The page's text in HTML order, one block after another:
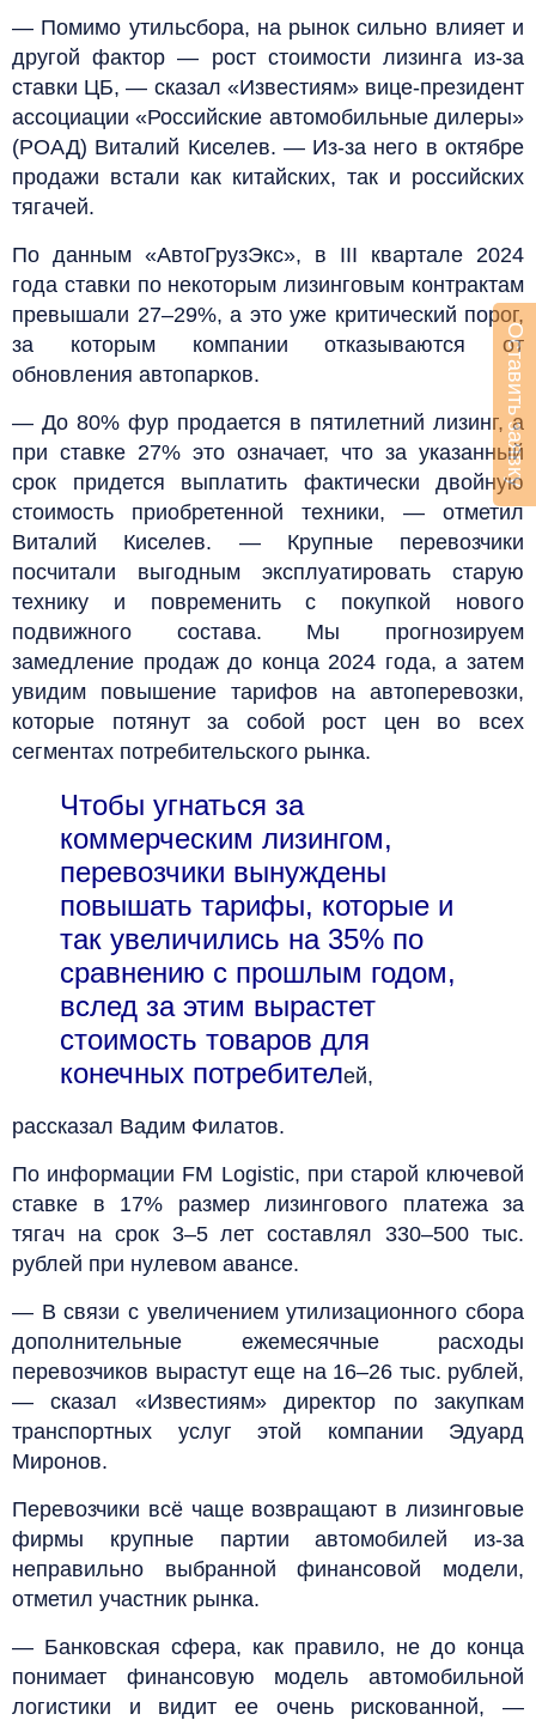
— Помимо утильсбора, на рынок сильно влияет и
другой фактор — рост стоимости лизинга из-за
ставки ЦБ, — сказал «Известиям» вице-президент
ассоциации «Российские автомобильные дилеры»
(РОАД) Виталий Киселев. — Из-за него в октябре
продажи встали как китайских, так и российских
тягачей.
По данным «АвтоГрузЭкс», в III квартале 2024
года ставки по некоторым лизинговым контрактам
превышали 27–29%, а это уже критический порог,
за которым компании отказываются от
обновления автопарков.
— До 80% фур продается в пятилетний лизинг, а
при ставке 27% это означает, что за указанный
срок придется выплатить фактически двойную
стоимость приобретенной техники, — отметил
Виталий Киселев. — Крупные перевозчики
посчитали выгодным эксплуатировать старую
технику и повременить с покупкой нового
подвижного состава. Мы прогнозируем
замедление продаж до конца 2024 года, а затем
увидим повышение тарифов на автоперевозки,
которые потянут за собой рост цен во всех
сегментах потребительского рынка.
Чтобы угнаться за
коммерческим лизингом,
перевозчики вынуждены
повышать тарифы, которые и
так увеличились на 35% по
сравнению с прошлым годом,
вслед за этим вырастет
стоимость товаров для
конечных потребителей,
рассказал Вадим Филатов.
По информации FM Logistic, при старой ключевой
ставке в 17% размер лизингового платежа за
тягач на срок 3–5 лет составлял 330–500 тыс.
рублей при нулевом авансе.
— В связи с увеличением утилизационного сбора
дополнительные ежемесячные расходы
перевозчиков вырастут еще на 16–26 тыс. рублей,
— сказал «Известиям» директор по закупкам
транспортных услуг этой компании Эдуард
Миронов.
Перевозчики всё чаще возвращают в лизинговые
фирмы крупные партии автомобилей из-за
неправильно выбранной финансовой модели,
отметил участник рынка.
— Банковская сфера, как правило, не до конца
понимает финансовую модель автомобильной
логистики и видит ее очень рискованной, —
Оставить заявку